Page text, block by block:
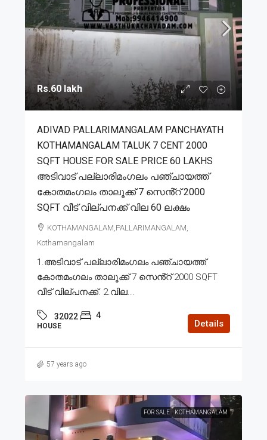
Rs.60 lakh
ADIVAD PALLARIMANGALAM PANCHAYATH
KOTHAMANGALAM TALUK 7 CENT 2000
SQFT HOUSE FOR SALE PRICE 60 LAKHS
അടിവാട് പല്ലാരിമംഗലം പഞ്ചായത്ത്
കോതമംഗലം താലൂക്ക് 7 സെൻ്റ് 2000
SQFT വീട് വില്പനക്ക് വില 60 ലക്ഷം
KOTHAMANGALAM,PALLARIMANGALAM,
Kothamangalam
1.അടിവാട് പല്ലാരിമംഗലം പഞ്ചായത്ത്
കോതമംഗലം താലൂക്ക് 7 സെൻ്റ് 2000 SQFT
വീട് വില്പനക്ക്. 2.വില...
32022 4
HOUSE Details
57 years ago
FOR SALE KOTHAMANGALAM